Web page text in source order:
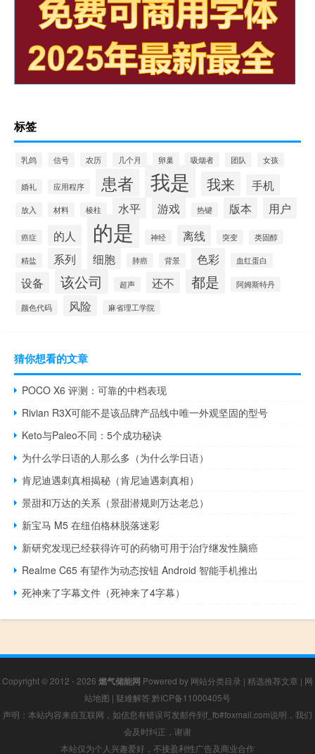
标签
乳鸽 信号 农历 几个月 卵巢 吸烟者 团队 女孩
婚礼 应用程序 患者 我是 我来 手机
放入 材料 棱柱 水平 游戏 热键 版本 用户
癌症 的人 的是 神经 离线 突变 类固醇
精盐 系列 细胞 肺癌 背景 色彩 血红蛋白
设备 该公司 超声 还不 都是 阿姆斯特丹
颜色代码 风险 麻省理工学院
猜你想看的文章
POCO X6 评测：可靠的中档表现
Rivian R3X可能不是该品牌产品线中唯一外观坚固的型号
Keto与Paleo不同：5个成功秘诀
为什么学日语的人那么多（为什么学日语）
肯尼迪遇刺真相揭秘（肯尼迪遇刺真相）
景甜和万达的关系（景甜潜规则万达老总）
新宝马 M5 在纽伯格林脱落迷彩
新研究发现已经获得许可的药物可用于治疗继发性脑癌
Realme C65 有望作为动态按钮 Android 智能手机推出
死神来了字幕文件（死神来了4字幕）
Copyright © 2012 - 2026 燃气储能网 Powered by 网站分类目录 | 精选推荐文章 | 网
站地图 | 疑难解答 黔ICP备11000405号
声明：本站内容来自互联网，如信息有错误可发邮件到f_fb#foxmail.com说明，我们
会及时纠正，谢谢
本站仅为个人兴趣爱好，不接盈利性广告及商业合作